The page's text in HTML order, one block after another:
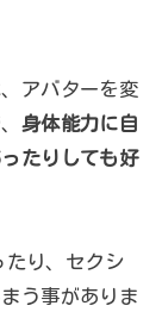
アバターを変
身体能力に自
たりしても好
り、セクシ
う事がありま